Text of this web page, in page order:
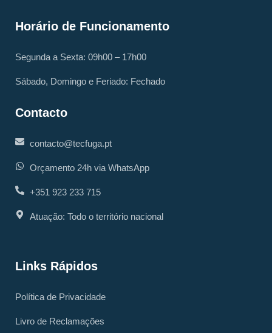
Horário de Funcionamento
Segunda a Sexta: 09h00 – 17h00
Sábado, Domingo e Feriado: Fechado
Contacto
contacto@tecfuga.pt
Orçamento 24h via WhatsApp
+351 923 233 715
Atuação: Todo o território nacional
Links Rápidos
Política de Privacidade
Livro de Reclamações